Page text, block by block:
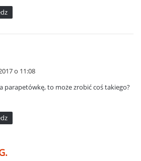
o 11:08
parapetówkę, to może zrobić coś takiego?